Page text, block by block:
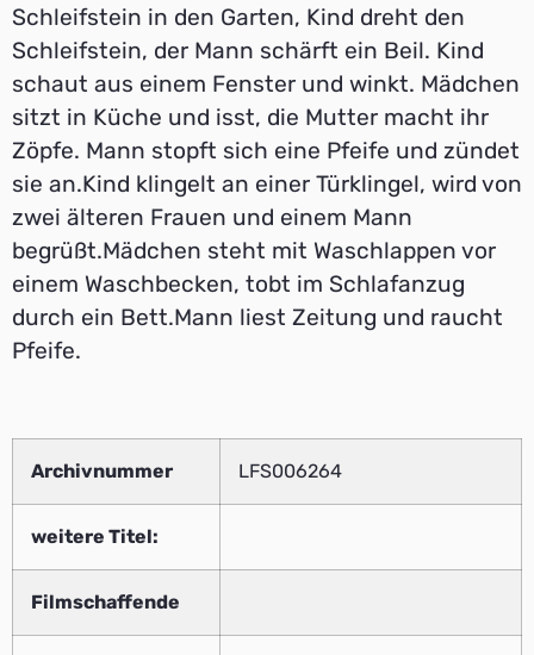
Schleifstein in den Garten, Kind dreht den
Schleifstein, der Mann schärft ein Beil. Kind
schaut aus einem Fenster und winkt. Mädchen
sitzt in Küche und isst, die Mutter macht ihr
Zöpfe. Mann stopft sich eine Pfeife und zündet
sie an.Kind klingelt an einer Türklingel, wird von
zwei älteren Frauen und einem Mann
begrüßt.Mädchen steht mit Waschlappen vor
einem Waschbecken, tobt im Schlafanzug
durch ein Bett.Mann liest Zeitung und raucht
Pfeife.
Archivnummer LFS006264
weitere Titel:
Filmschaffende